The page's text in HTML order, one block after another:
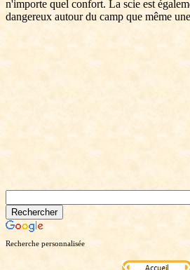
n'importe quel confort. La scie est
dangereux autour du camp que même
Recherche personnalisée